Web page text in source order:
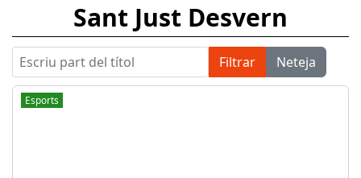
Sant Just Desvern
Escriu part del títol Filtrar Neteja
Esports